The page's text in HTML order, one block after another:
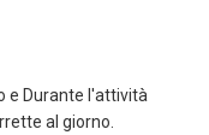
e Durante l'attività
al giorno.